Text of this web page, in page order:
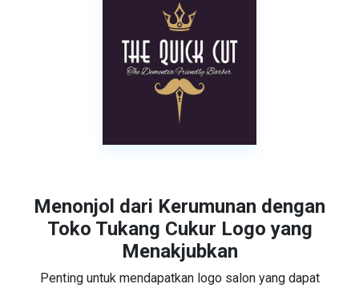
Menonjol dari Kerumunan dengan
Toko Tukang Cukur Logo yang
Menakjubkan
Penting untuk mendapatkan logo salon yang dapat